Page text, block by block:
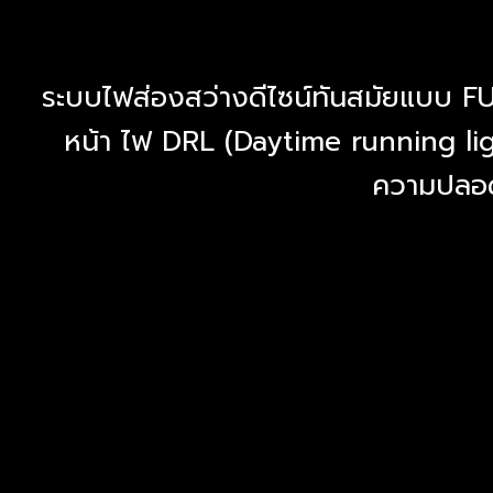
ระบบไฟส่องสว่างดีไซน์ทันสมัยแบบ
หน้า ไฟ DRL (Daytime running
ความปล